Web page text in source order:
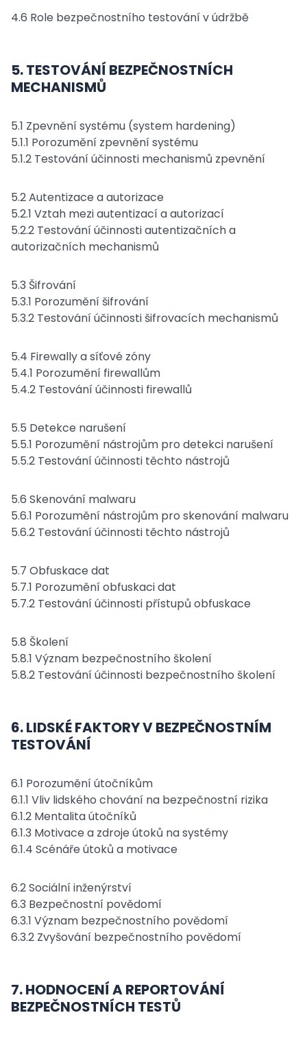
4.6 Role bezpečnostního testování v údržbě
5. TESTOVÁNÍ BEZPEČNOSTNÍCH
MECHANISMŮ
5.1 Zpevnění systému (system hardening)
5.1.1 Porozumění zpevnění systému
5.1.2 Testování účinnosti mechanismů zpevnění
5.2 Autentizace a autorizace
5.2.1 Vztah mezi autentizací a autorizací
5.2.2 Testování účinnosti autentizačních a
autorizačních mechanismů
5.3 Šifrování
5.3.1 Porozumění šifrování
5.3.2 Testování účinnosti šifrovacích mechanismů
5.4 Firewally a síťové zóny
5.4.1 Porozumění firewallům
5.4.2 Testování účinnosti firewallů
5.5 Detekce narušení
5.5.1 Porozumění nástrojům pro detekci narušení
5.5.2 Testování účinnosti těchto nástrojů
5.6 Skenování malwaru
5.6.1 Porozumění nástrojům pro skenování malwaru
5.6.2 Testování účinnosti těchto nástrojů
5.7 Obfuskace dat
5.7.1 Porozumění obfuskaci dat
5.7.2 Testování účinnosti přístupů obfuskace
5.8 Školení
5.8.1 Význam bezpečnostního školení
5.8.2 Testování účinnosti bezpečnostního školení
6. LIDSKÉ FAKTORY V BEZPEČNOSTNÍM
TESTOVÁNÍ
6.1 Porozumění útočníkům
6.1.1 Vliv lidského chování na bezpečnostní rizika
6.1.2 Mentalita útočníků
6.1.3 Motivace a zdroje útoků na systémy
6.1.4 Scénáře útoků a motivace
6.2 Sociální inženýrství
6.3 Bezpečnostní povědomí
6.3.1 Význam bezpečnostního povědomí
6.3.2 Zvyšování bezpečnostního povědomí
7. HODNOCENÍ A REPORTOVÁNÍ
BEZPEČNOSTNÍCH TESTŮ